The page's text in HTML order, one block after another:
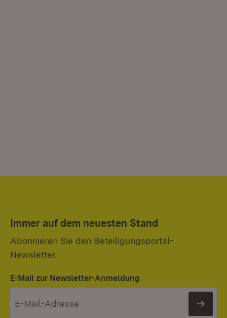
Immer auf dem neuesten Stand
Abonnieren Sie den Beteiligungsportal-
Newsletter.
E-Mail zur Newsletter-Anmeldung